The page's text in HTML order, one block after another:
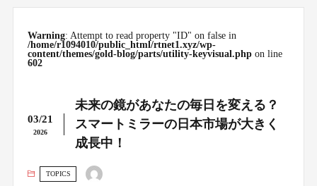
Warning: Attempt to read property "ID" on false in
/home/r1094010/public_html/rtnet1.xyz/wp-
content/themes/gold-blog/parts/utility-keyvisual.phpon line
602
03/21
2026
未来の鏡があなたの毎日を変える？
スマートミラーの日本市場が大きく
成長中！
TOPICS